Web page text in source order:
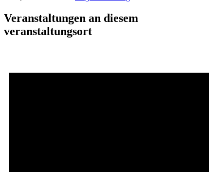
Veranstaltungen an diesem
veranstaltungsort